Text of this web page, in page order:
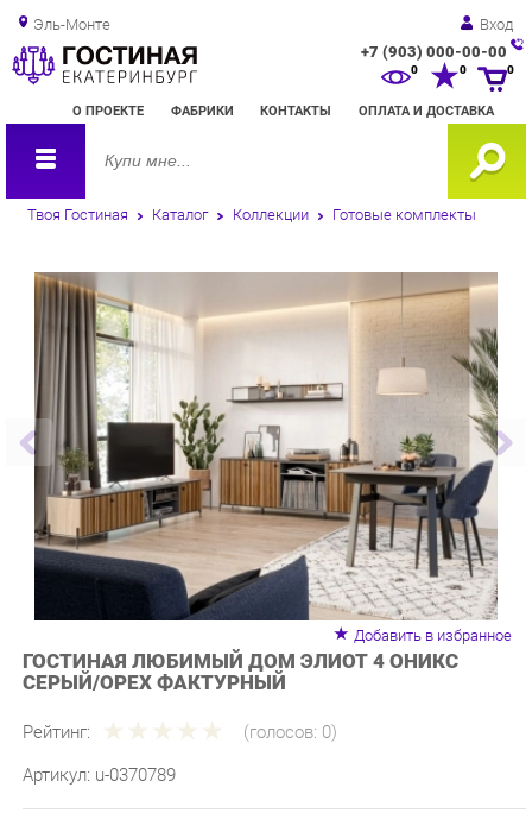
Эль-Монте Вход
+7 (903) 000-00-00
О ПРОЕКТЕ ФАБРИКИ КОНТАКТЫ ОПЛАТА И ДОСТАВКА
0 0
Твоя Гостиная Каталог Коллекции Готовые комплекты
Добавить в избранное
ГОСТИНАЯ ЛЮБИМЫЙ ДОМ ЭЛИОТ 4 ОНИКС
СЕРЫЙ/ОРЕХ ФАКТУРНЫЙ
Артикул: u-0370789